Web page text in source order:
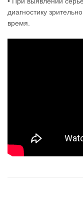
диагностику
время.